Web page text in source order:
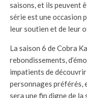
saisons, et ils peuvent
série est une occasion
leur soutien et de leur
La saison 6 de Cobra
rebondissements,
impatients de
personnages préférés,
sera une fin digne de la